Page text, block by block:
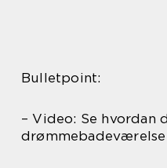
Bulletpoint:
– Video: Se hvordan
drømmebadeværelse